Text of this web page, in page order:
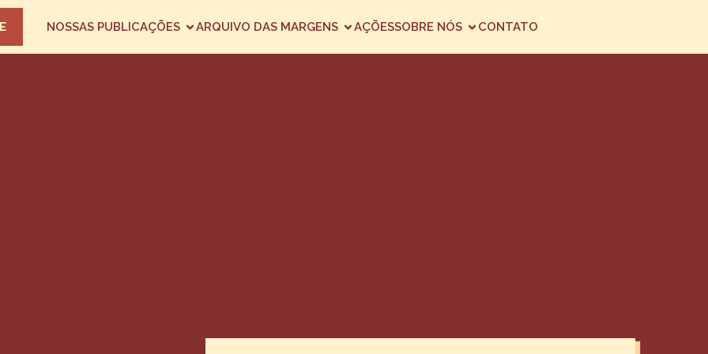
NOSSAS PUBLICAÇÕES ARQUIVO DAS MARGENS AÇÕESSOBRE NÓS CONTATO